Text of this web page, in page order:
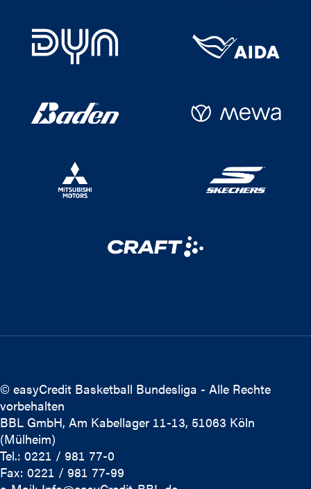
© easyCredit Basketball Bundesliga - Alle Rechte
vorbehalten
BBL GmbH, Am Kabellager 11-13, 51063 Köln
(Mülheim)
Tel.: 0221 / 981 77-0
Fax: 0221 / 981 77-99